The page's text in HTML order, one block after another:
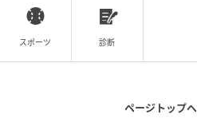
※取扱い状況は企業および店
ートナー、ヒトカゲ・ヒノア
スポーツ 診断
ページトップ